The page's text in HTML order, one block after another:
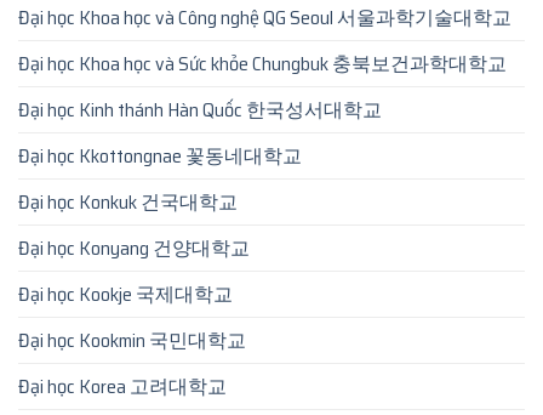
Đại học Khoa học và Công nghệ QG Seoul 서울과학기술대학교
Đại học Khoa học và Sức khỏe Chungbuk 충북보건과학대학교
Đại học Kinh thánh Hàn Quốc 한국성서대학교
Đại học Kkottongnae 꽃동네대학교
Đại học Konkuk 건국대학교
Đại học Konyang 건양대학교
Đại học Kookje 국제대학교
Đại học Kookmin 국민대학교
Đại học Korea 고려대학교